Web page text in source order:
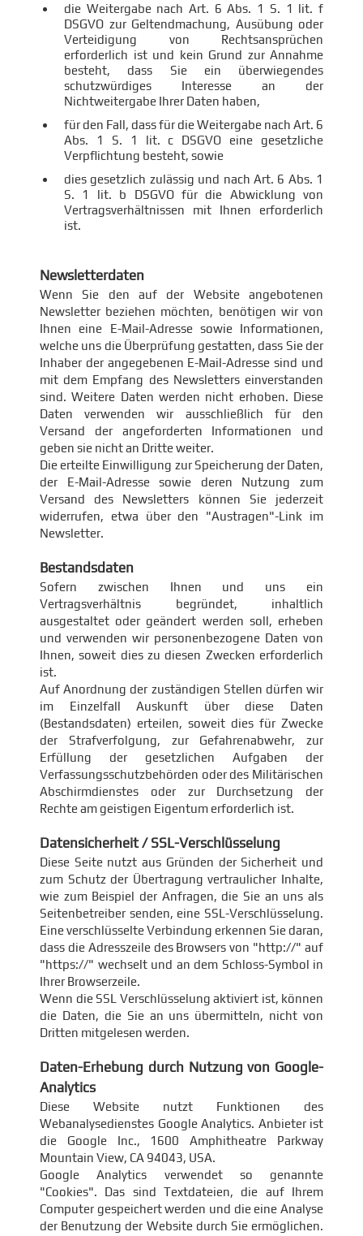
die Weitergabe nach Art. 6 Abs. 1 S. 1 lit. f
DSGVO zur Geltendmachung, Ausübung oder
Verteidigung von Rechtsansprüchen
erforderlich ist und kein Grund zur Annahme
besteht, dass Sie ein überwiegendes
schutzwürdiges Interesse an der
Nichtweitergabe Ihrer Daten haben,
für den Fall, dass für die Weitergabe nach Art. 6
Abs. 1 S. 1 lit. c DSGVO eine gesetzliche
Verpflichtung besteht, sowie
dies gesetzlich zulässig und nach Art. 6 Abs. 1
S. 1 lit. b DSGVO für die Abwicklung von
Vertragsverhältnissen mit Ihnen erforderlich
ist.
Newsletterdaten
Wenn Sie den auf der Website angebotenen
Newsletter beziehen möchten, benötigen wir von
Ihnen eine E-Mail-Adresse sowie Informationen,
welche uns die Überprüfung gestatten, dass Sie der
Inhaber der angegebenen E-Mail-Adresse sind und
mit dem Empfang des Newsletters einverstanden
sind. Weitere Daten werden nicht erhoben. Diese
Daten verwenden wir ausschließlich für den
Versand der angeforderten Informationen und
geben sie nicht an Dritte weiter.
Die erteilte Einwilligung zur Speicherung der Daten,
der E-Mail-Adresse sowie deren Nutzung zum
Versand des Newsletters können Sie jederzeit
widerrufen, etwa über den "Austragen"-Link im
Newsletter.
Bestandsdaten
Sofern zwischen Ihnen und uns ein
Vertragsverhältnis begründet, inhaltlich
ausgestaltet oder geändert werden soll, erheben
und verwenden wir personenbezogene Daten von
Ihnen, soweit dies zu diesen Zwecken erforderlich
ist.
Auf Anordnung der zuständigen Stellen dürfen wir
im Einzelfall Auskunft über diese Daten
(Bestandsdaten) erteilen, soweit dies für Zwecke
der Strafverfolgung, zur Gefahrenabwehr, zur
Erfüllung der gesetzlichen Aufgaben der
Verfassungsschutzbehörden oder des Militärischen
Abschirmdienstes oder zur Durchsetzung der
Rechte am geistigen Eigentum erforderlich ist.
Datensicherheit / SSL-Verschlüsselung
Diese Seite nutzt aus Gründen der Sicherheit und
zum Schutz der Übertragung vertraulicher Inhalte,
wie zum Beispiel der Anfragen, die Sie an uns als
Seitenbetreiber senden, eine SSL-Verschlüsselung.
Eine verschlüsselte Verbindung erkennen Sie daran,
dass die Adresszeile des Browsers von "http://" auf
"https://" wechselt und an dem Schloss-Symbol in
Ihrer Browserzeile.
Wenn die SSL Verschlüsselung aktiviert ist, können
die Daten, die Sie an uns übermitteln, nicht von
Dritten mitgelesen werden.
Daten-Erhebung durch Nutzung von Google-
Analytics
Diese Website nutzt Funktionen des
Webanalysedienstes Google Analytics. Anbieter ist
die Google Inc., 1600 Amphitheatre Parkway
Mountain View, CA 94043, USA.
Google Analytics verwendet so genannte
"Cookies". Das sind Textdateien, die auf Ihrem
Computer gespeichert werden und die eine Analyse
der Benutzung der Website durch Sie ermöglichen.